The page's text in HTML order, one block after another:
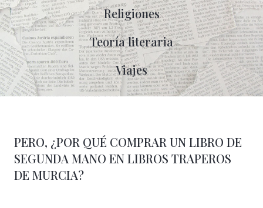
Religiones
Teoría literaria
Viajes
PERO, ¿POR QUÉ COMPRAR UN LIBRO DE
SEGUNDA MANO EN LIBROS TRAPEROS
DE MURCIA?